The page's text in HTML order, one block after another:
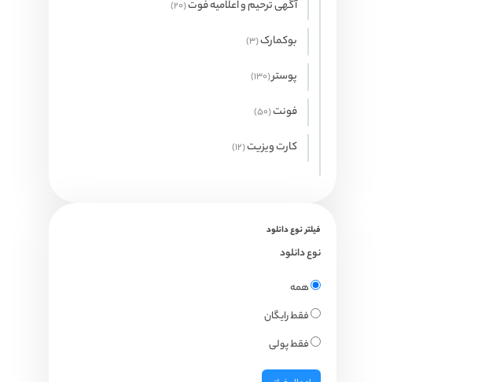
آگهی ترحیم و اعلامیه فوت 20
20
بوکمارک 3
3
پوستر 130
130
فونت 50
50
کارت ویزیت 12
12
فیلتر نوع دانلود
نوع دانلود
همه
فقط رایگان
فقط پولی